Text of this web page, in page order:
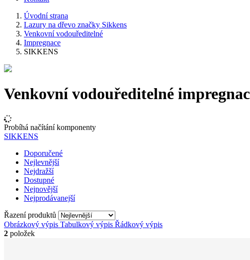
Úvodní strana
Lazury na dřevo značky Sikkens
Venkovní vodouředitelné
Impregnace
SIKKENS
Venkovní vodouředitelné
Probíhá načítání komponenty
SIKKENS
Doporučené
Nejlevnější
Nejdražší
Dostupné
Nejnovější
Nejprodávanejší
Řazení produktů
Obrázkový výpis Tabulkový výpis Řádkový výpis
2 položek